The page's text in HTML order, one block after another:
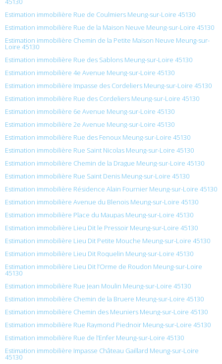
Estimation immobilière Rue de Coulmiers Meung-sur-Loire 45130
Estimation immobilière Rue de la Maison Neuve Meung-sur-Loire 45130
Estimation immobilière Chemin de la Petite Maison Neuve Meung-sur-
Loire 45130
Estimation immobilière Rue des Sablons Meung-sur-Loire 45130
Estimation immobilière 4e Avenue Meung-sur-Loire 45130
Estimation immobilière Impasse des Cordeliers Meung-sur-Loire 45130
Estimation immobilière Rue des Cordeliers Meung-sur-Loire 45130
Estimation immobilière 6e Avenue Meung-sur-Loire 45130
Estimation immobilière 2e Avenue Meung-sur-Loire 45130
Estimation immobilière Rue des Fenoux Meung-sur-Loire 45130
Estimation immobilière Rue Saint Nicolas Meung-sur-Loire 45130
Estimation immobilière Chemin de la Drague Meung-sur-Loire 45130
Estimation immobilière Rue Saint Denis Meung-sur-Loire 45130
Estimation immobilière Résidence Alain Fournier Meung-sur-Loire 45130
Estimation immobilière Avenue du Blenois Meung-sur-Loire 45130
Estimation immobilière Place du Maupas Meung-sur-Loire 45130
Estimation immobilière Lieu Dit le Pressoir Meung-sur-Loire 45130
Estimation immobilière Lieu Dit Petite Mouche Meung-sur-Loire 45130
Estimation immobilière Lieu Dit Roquelin Meung-sur-Loire 45130
Estimation immobilière Lieu Dit l’Orme de Roudon Meung-sur-Loire
45130
Estimation immobilière Rue Jean Moulin Meung-sur-Loire 45130
Estimation immobilière Chemin de la Bruere Meung-sur-Loire 45130
Estimation immobilière Chemin des Meuniers Meung-sur-Loire 45130
Estimation immobilière Rue Raymond Piednoir Meung-sur-Loire 45130
Estimation immobilière Rue de l’Enfer Meung-sur-Loire 45130
Estimation immobilière Impasse Château Gaillard Meung-sur-Loire
45130